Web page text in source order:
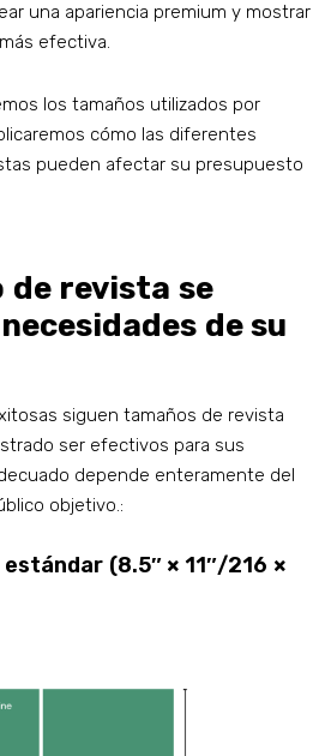
una apariencia premium y mostrar
efectiva.
los tamaños utilizados por
cómo las diferentes
pueden afectar su presupuesto
de revista se
de su
siguen tamaños de revista
ser efectivos para sus
depende enteramente del
objetivo.:
(8.5″ × 11″/216 ×